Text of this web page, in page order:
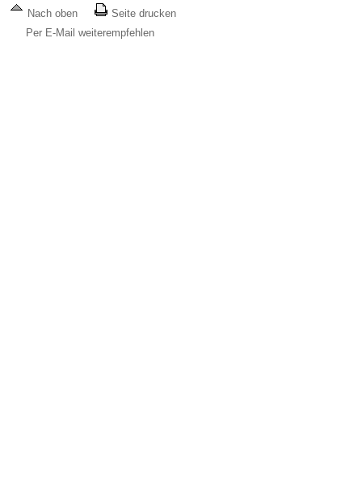
Nach oben
Seite drucken
Per E-Mail weiterempfehlen